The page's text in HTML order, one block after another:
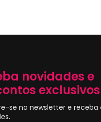
novidades e
exclusivos
se na newsletter e receba